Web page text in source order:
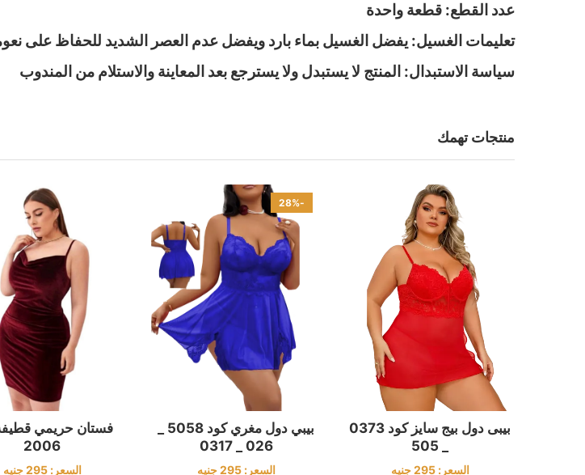
عدد القطع: قطعة واحدة
تعليمات الغسيل: يفضل الغسيل بماء بارد ويفضل عدم العصر الشديد للحفاظ على
سياسة الاستبدال: المنتج لا يستبدل ولا يسترجع بعد المعاينة والاستلام من المندوب
منتجات تهمك
بيبى دول بيج سايز كود 0373
السعر:295 جنيه
-28%
026 _ 0317
السعر:295 جنيه
فستان حريمي
2006
السعر:295 جنيه